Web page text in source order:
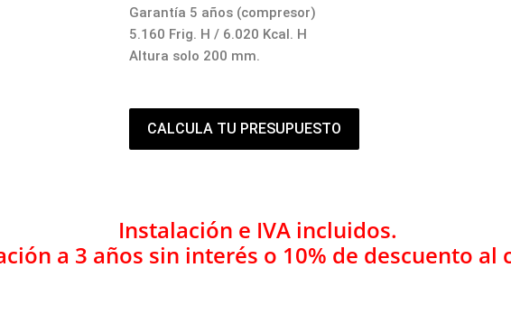
Garantía 5 años (compresor)
5.160 Frig. H / 6.020 Kcal. H
Altura solo 200 mm.
CALCULA TU PRESUPUESTO
Instalación e IVA incluidos.
a 3 años sin interés o 10% de descuento al